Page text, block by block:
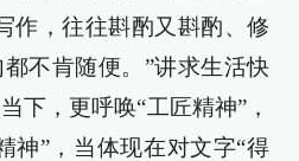
作，往往斟酌又斟酌、修
不肯随便。”讲求生活快
下，更呼唤“工匠精神”，
神”，当体现在对文字“得